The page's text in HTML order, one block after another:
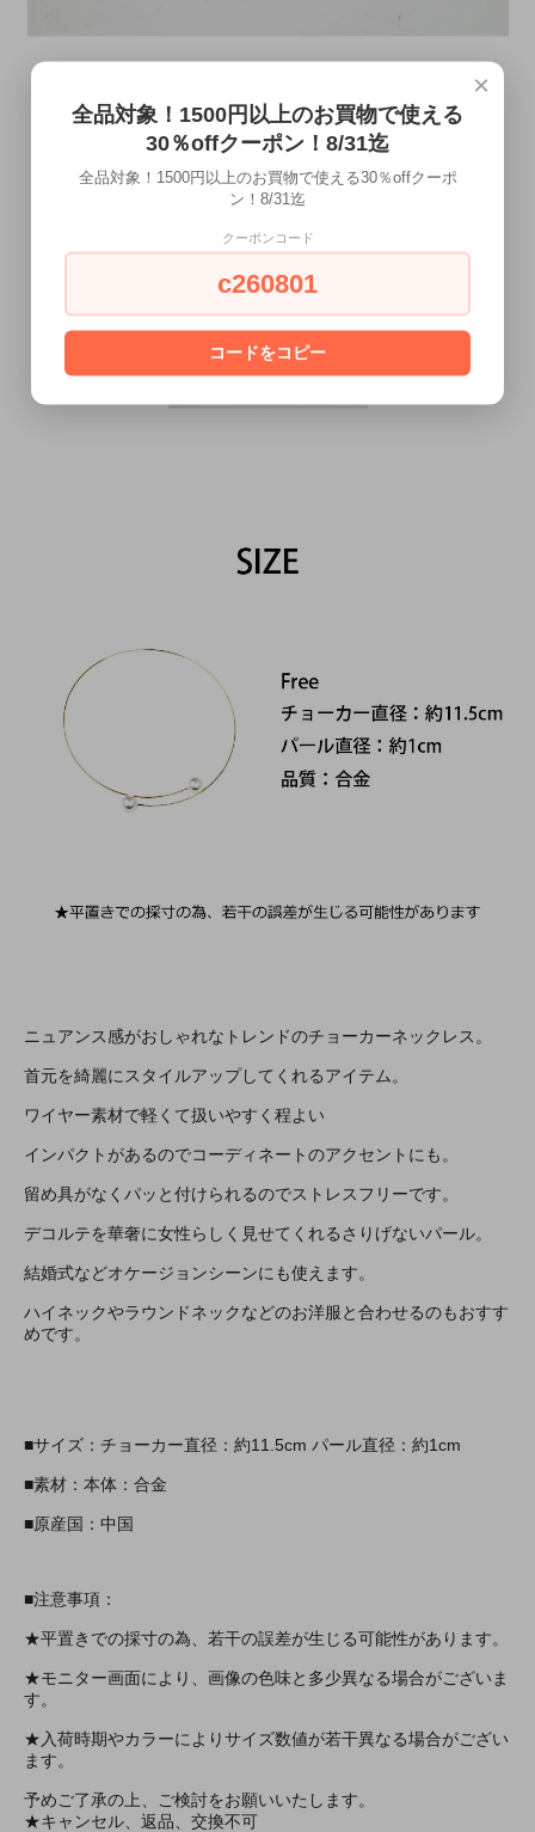
ニュアンス感がおしゃれなトレンドのチョーカーネックレス。
首元を綺麗にスタイルアップしてくれるアイテム。
ワイヤー素材で軽くて扱いやすく程よい
インパクトがあるのでコーディネートのアクセントにも。
留め具がなくパッと付けられるのでストレスフリーです。
デコルテを華奢に女性らしく見せてくれるさりげないパール。
結婚式などオケージョンシーンにも使えます。
ハイネックやラウンドネックなどのお洋服と合わせるのもおすす
めです。
■サイズ：チョーカー直径：約11.5cm パール直径：約1cm
■素材：本体：合金
■原産国：中国
■注意事項：
★平置きでの採寸の為、若干の誤差が生じる可能性があります。
★モニター画面により、画像の色味と多少異なる場合がございま
す。
★入荷時期やカラーによりサイズ数値が若干異なる場合がござい
ます。
予めご了承の上、ご検討をお願いいたします。
★キャンセル、返品、交換不可
×
全品対象！1500円以上のお買物で使える
30％offクーポン！8/31迄
全品対象！1500円以上のお買物で使える30％offクーポ
ン！8/31迄
クーポンコード
c260801
コードをコピー